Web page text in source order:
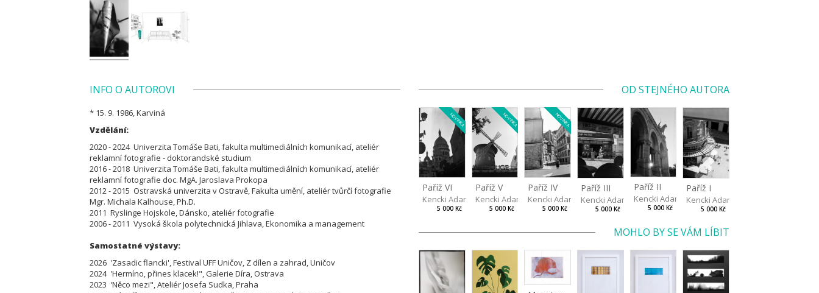
INFO O AUTOROVI
* 15. 9. 1986, Karviná
Vzdělání:
2020 - 2024 Univerzita Tomáše Bati, fakulta multimediálních komunikací, ateliér
reklamní fotografie - doktorandské studium
2016 - 2018 Univerzita Tomáše Bati, fakulta multimediálních komunikací, ateliér
reklamní fotografie doc. MgA. Jaroslava Prokopa
2012 - 2015 Ostravská univerzita v Ostravě, Fakulta umění, ateliér tvůrčí fotografie
Mgr. Michala Kalhouse, Ph.D.
2011 Ryslinge Hojskole, Dánsko, ateliér fotografie
2006 - 2011 Vysoká škola polytechnická Jihlava, Ekonomika a management
Samostatné výstavy:
2026 'Zasadic flancki', Festival UFF Uničov, Z dílen a zahrad, Uničov
2024 'Hermíno, přines klacek!", Galerie Díra, Ostrava
2023 'Něco mezi", Ateliér Josefa Sudka, Praha
OD STEJNÉHO AUTORA
NOVINKA
Paříž VI
Kencki Adam
5 000 Kč
NOVINKA
Paříž V
Kencki Adam
5 000 Kč
NOVINKA
Paříž IV
Kencki Adam
5 000 Kč
Paříž III
Kencki Adam
5 000 Kč
Paříž II
Kencki Adam
5 000 Kč
Paříž I
Kencki Adam
5 000 Kč
MOHLO BY SE VÁM LÍBIT